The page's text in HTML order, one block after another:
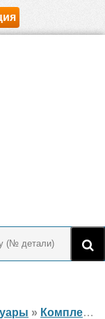
» Комплект ГРМ